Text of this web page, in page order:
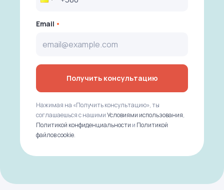
Email
Получить консультацию
Нажимая на «Получить консультацию», ты
соглашаешься с нашимиУсловиями использования,
Политикой конфиденциальности и Политикой
файлов cookie.